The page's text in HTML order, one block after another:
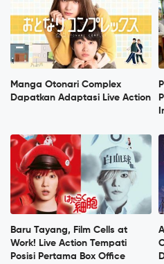
Manga Otonari Complex
Dapatkan Adaptasi Live Action
Baru Tayang, Film Cells at
Work! Live Action Tempati
Posisi Pertama Box Office